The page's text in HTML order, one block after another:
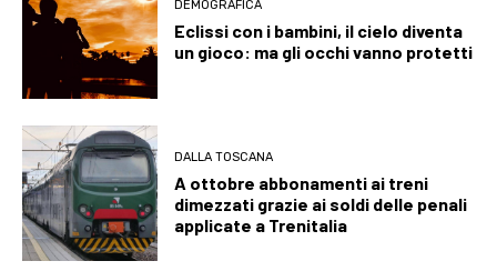
DEMOGRAFICA
Eclissi con i bambini, il cielo diventa
un gioco: ma gli occhi vanno protetti
DALLA TOSCANA
A ottobre abbonamenti ai treni
dimezzati grazie ai soldi delle penali
applicate a Trenitalia